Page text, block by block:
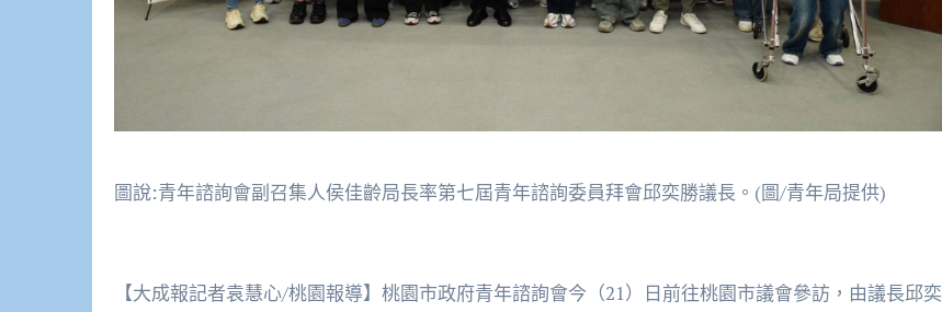
圖說:青年諮詢會副召集人侯佳齡局長率第七屆青年諮詢委員拜會邱奕勝議長。(圖/青年局提供)
【大成報記者袁慧心/桃園報導】桃園市政府青年諮詢會今（21）日前往桃園市議會參訪，由議長邱奕